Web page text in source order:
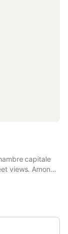
capitale
views. Among